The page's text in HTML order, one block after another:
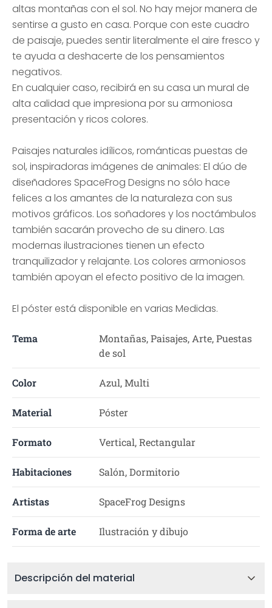
altas montañas con el sol. No hay mejor manera de
sentirse a gusto en casa. Porque con este cuadro
de paisaje, puedes sentir literalmente el aire fresco y
te ayuda a deshacerte de los pensamientos
negativos.
En cualquier caso, recibirá en su casa un mural de
alta calidad que impresiona por su armoniosa
presentación y ricos colores.
Paisajes naturales idílicos, románticas puestas de
sol, inspiradoras imágenes de animales: El dúo de
diseñadores SpaceFrog Designs no sólo hace
felices a los amantes de la naturaleza con sus
motivos gráficos. Los soñadores y los noctámbulos
también sacarán provecho de su dinero. Las
modernas ilustraciones tienen un efecto
tranquilizador y relajante. Los colores armoniosos
también apoyan el efecto positivo de la imagen.
El póster está disponible en varias Medidas.
Tema
Montañas, Paisajes, Arte, Puestas
de sol
Color Azul, Multi
Material Póster
Formato Vertical, Rectangular
Habitaciones Salón, Dormitorio
Artistas SpaceFrog Designs
Forma de arte Ilustración y dibujo
Descripción del material